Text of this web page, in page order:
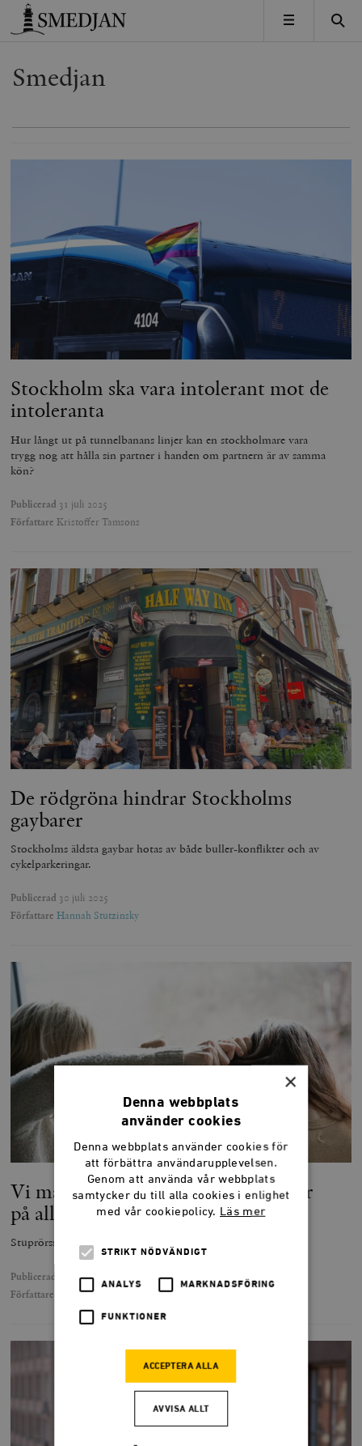
Timbro
MENY
Smedjan
Stockholm ska vara intolerant mot de
intoleranta
Hur långt ut på tunnelbanans linjer kan en stockholmare vara
trygg nog att hålla sin partner i handen om partnern är av samma
kön?
Publicerad 31 juli 2025
Författare Kristoffer Tamsons
De rödgröna hindrar Stockholms
gaybarer
Stockholms äldsta gaybar hotas av både buller-konflikter och av
cykelparkeringar.
Publicerad 30 juli 2025
Författare Hannah Stutzinsky
Vi måste ta våld i lesbiska relationer
på allvar
Stuprörsseendet om mäns våld mot kvinnor måste försvinna.
Publicerad
29 juli 2025
Författare
Karin Pettersson
×
Denna webbplats
använder cookies
Denna webbplats använder cookies för
att förbättra användarupplevelsen.
Genom att använda vår webbplats
samtycker du till alla cookies i enlighet
med vår cookiepolicy. Läs mer
STRIKT NÖDVÄNDIGT
ANALYS MARKNADSFÖRING
FUNKTIONER
ACCEPTERA ALLA
AVVISA ALLT